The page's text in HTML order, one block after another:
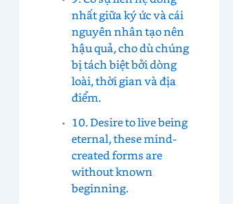
nhất giữa ký ức và cái
nguyên nhân tạo nên
hậu quả, cho dù chúng
bị tách biệt bởi dòng
loài, thời gian và địa
điểm.
10. Desire to live being
eternal, these mind-
created forms are
without known
beginning.